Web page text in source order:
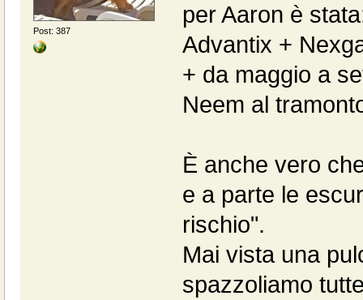
Post: 387
per Aaron è
Advantix +
+ da maggio a
Neem al
È anche vero
e a parte le
rischio".
Mai vista una
spazzoliamo